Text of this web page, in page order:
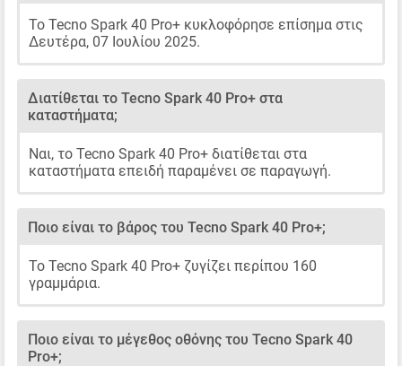
Το Tecno Spark 40 Pro+ κυκλοφόρησε επίσημα στις
Δευτέρα, 07 Ιουλίου 2025.
Διατίθεται το Tecno Spark 40 Pro+ στα
καταστήματα;
Ναι, το Tecno Spark 40 Pro+ διατίθεται στα
καταστήματα επειδή παραμένει σε παραγωγή.
Ποιο είναι το βάρος του Tecno Spark 40 Pro+;
Το Tecno Spark 40 Pro+ ζυγίζει περίπου 160
γραμμάρια.
Ποιο είναι το μέγεθος οθόνης του Tecno Spark 40
Pro+;